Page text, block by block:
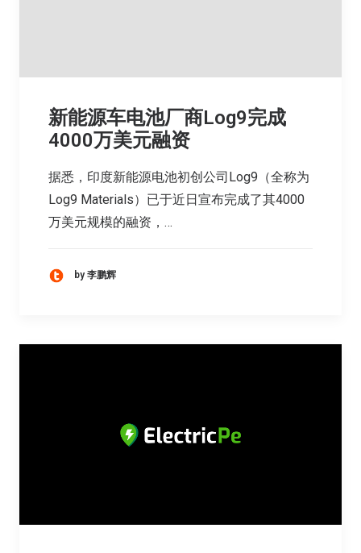
新能源车电池厂商Log9完成
4000万美元融资
据悉，印度新能源电池初创公司Log9（全称为
Log9 Materials）已于近日宣布完成了其4000
万美元规模的融资，…
by 李鹏辉